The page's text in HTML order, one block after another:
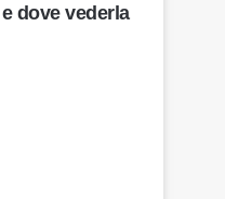
dove vederla